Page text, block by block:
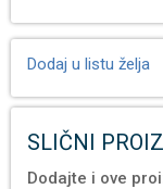
Dodaj u listu želja
SLIČNI
Dodajte i ove